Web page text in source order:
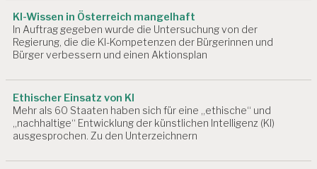
A
R
B
T
S
F
Ä
H
G
KI-Wissen in Österreich mangelhaft
In Auftrag gegeben wurde die Untersuchung von der
Regierung, die die KI-Kompetenzen der Bürgerinnen und
Bürger verbessern und einen Aktionsplan
Ethischer Einsatz von KI
Mehr als 60 Staaten haben sich für eine „ethische“ und
„nachhaltige“ Entwicklung der künstlichen Intelligenz (KI)
ausgesprochen. Zu den Unterzeichnern